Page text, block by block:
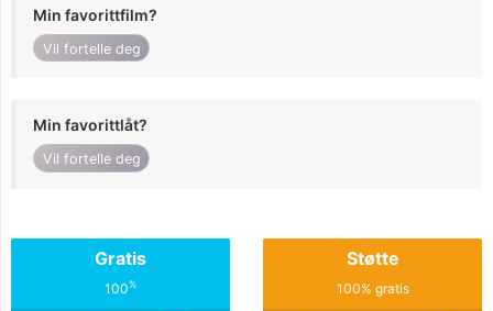
Min favorittfilm?
Vil fortelle deg
Min favorittlåt?
Vil fortelle deg
Gratis
100%
Støtte
100% gratis